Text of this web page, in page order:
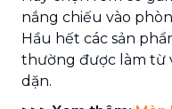
nắng chiếu vào
Hầu hết các sản
thường được làm từ
dặn.